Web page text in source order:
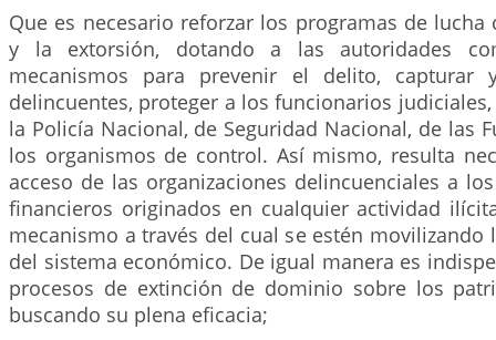
Que es necesario reforzar los programas de lucha
y la extorsión, dotando a las autoridades
mecanismos para prevenir el delito, capturar
delincuentes, proteger a los funcionarios
la Policía Nacional, de Seguridad Nacional, de las
los organismos de control. Así mismo, resulta
acceso de las organizaciones delincuenciales a
financieros originados en cualquier actividad
mecanismo a través del cual se estén movilizando
del sistema económico. De igual manera es
procesos de extinción de dominio sobre los
buscando su plena eficacia;